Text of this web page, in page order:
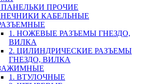
ПАНЕЛЬКИ ПРОЧИЕ
КАБЕЛЬНЫЕ
1. НОЖЕВЫЕ РАЗЪЕМЫ ГНЕЗДО,
ВИЛКА
2. ЦИЛИНДРИЧЕСКИЕ РАЗЪЕМЫ
ГНЕЗДО, ВИЛКА
1. ВТУЛОЧНЫЕ